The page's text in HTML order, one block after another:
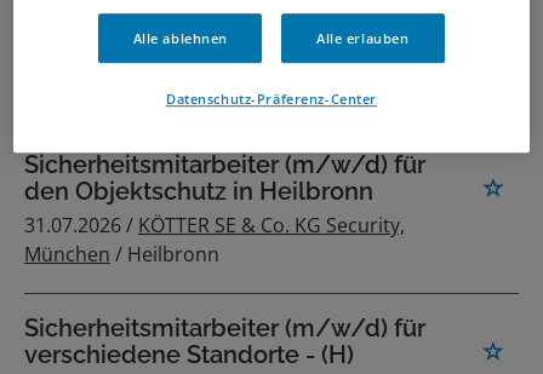
07.08.2026 /Bewachungsinstitut Eufinger GmbH
/ Frankfurt am Main
Sicherheitsmitarbeiter (m/w/d) für
den Objektschutz in Heilbronn
31.07.2026 / KÖTTER SE & Co. KG Security,
München / Heilbronn
Sicherheitsmitarbeiter (m/w/d) für
verschiedene Standorte - (H)
Alle ablehnen Alle erlauben
Datenschutz-Präferenz-Center